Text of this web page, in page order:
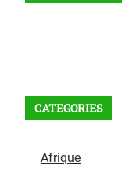
CATEGORIES
Afrique